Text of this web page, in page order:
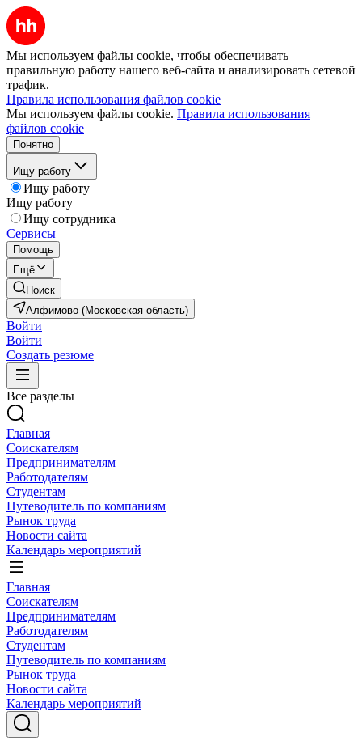
Мы используем файлы cookie, чтобы обеспечивать
правильную работу нашего веб-сайта и анализировать сетевой
трафик.
Правила использования файлов cookie
Мы используем файлы cookie. Правила использования
файлов cookie
Понятно
Ищу работу
Ищу работу
Ищу работу
Ищу сотрудника
Сервисы
Помощь
Ещё
Поиск
Алфимово (Московская область)
Войти
Войти
Создать резюме
Все разделы
Главная
Соискателям
Предпринимателям
Работодателям
Студентам
Путеводитель по компаниям
Рынок труда
Новости сайта
Календарь мероприятий
Главная
Соискателям
Предпринимателям
Работодателям
Студентам
Путеводитель по компаниям
Рынок труда
Новости сайта
Календарь мероприятий